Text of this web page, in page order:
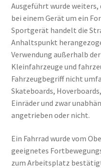
Ausgeführt wurde weiters,
bei einem Gerät um ein
Sportgerät handelt die
Anhaltspunkt
Verwendung außerhalb
Kleinfahrzeuge und
Fahrzeugbegriff nicht
Skateboards,
Einräder und zwar
angetrieben oder nicht.
Ein Fahrrad wurde vom
geeignetes
zum Arbeitsplatz